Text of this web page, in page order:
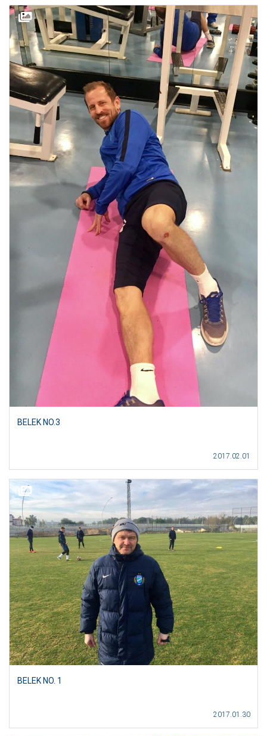
BELEK NO.3
2017.02.01
BELEK NO. 1
2017.01.30